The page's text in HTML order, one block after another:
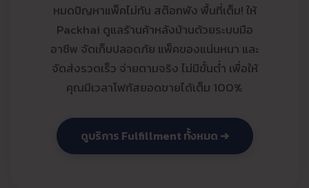
หมดปัญหาแพ็คไม่ทัน สต๊อกพัง พื้นที่เต็ม! ให้
Packhai ดูแลร้านค้าหลังบ้านด้วยระบบมือ
อาชีพ จัดเก็บปลอดภัย แพ็คของแน่นหนา และ
จัดส่งรวดเร็ว จ่ายตามจริง ไม่มีขั้นต่ำ เพื่อให้
คุณมีเวลาโฟกัสยอดขายได้เต็ม 100%
ดูบริการ Fulfillment ทั้งหมด ➔